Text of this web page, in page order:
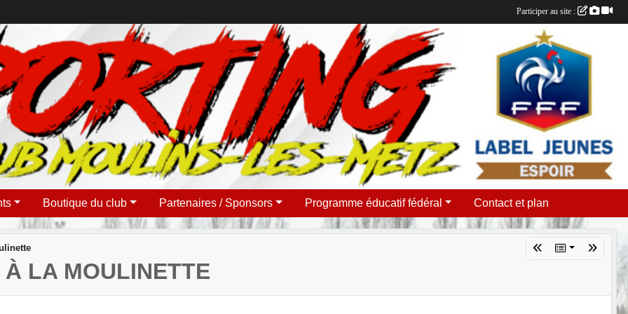
Boutique du club Partenaires / Sponsors Programme éducatif fédéral Contact et plan
LA MOULINETTE
Participer au site :